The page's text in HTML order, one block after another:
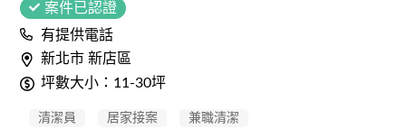
案件已認證
有提供電話
新北市 新店區
坪數大小：11-30坪
清潔員 居家接案 兼職清潔